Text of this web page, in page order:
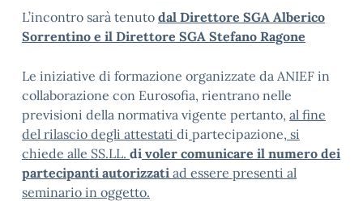
L’incontro sarà tenuto dal Direttore SGA Alberico
Sorrentino e il Direttore SGA Stefano Ragone
Le iniziative di formazione organizzate da ANIEF in
collaborazione con Eurosofia, rientrano nelle
previsioni della normativa vigente pertanto, al fine
del rilascio degli attestati di partecipazione, si
chiede alle SS.LL. di voler comunicare il numero dei
partecipanti autorizzati ad essere presenti al
seminario in oggetto.